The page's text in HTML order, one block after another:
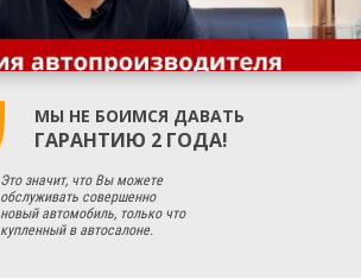
МЫ НЕ БОИМСЯ ДАВАТЬ
ГАРАНТИЮ 2 ГОДА!
Это значит, что Вы можете
обслуживать совершенно
новый автомобиль, только что
купленный в автосалоне.